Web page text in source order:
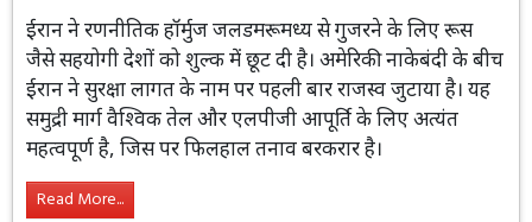
Read More...
दुनिया Top-News
ईरान ने रूस और कई अन्य देशों को होर्मुज़ जलडमरूमध्य के
शुल्क में दी छूट, मुझे नहीं पता भविष्य में क्या होगा : जलाली
24 Apr 2026 16:16:15